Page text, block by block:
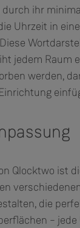
ihr
Uhrzeit in
jedem Raum
werden,
Qlocktwo ist
die
–